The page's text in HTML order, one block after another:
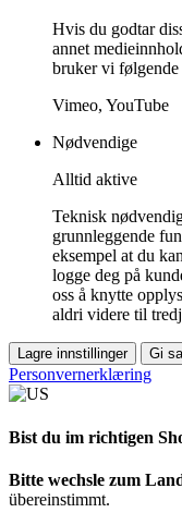
Hvis du godtar
annet
bruker vi følgende
Vimeo, YouTube
Nødvendige
Alltid aktive
Teknisk
grunnleggende
eksempel at du
logge deg på
oss å knytte
aldri videre til
Lagre innstillinger Gi
Personvernerklæring
Bist du im richtigen
Bitte wechsle zum
übereinstimmt.